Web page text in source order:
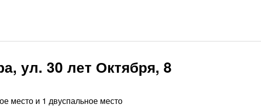
ул. 30 лет Октября, 8
место и 1 двуспальное место